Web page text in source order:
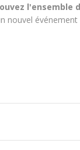
l'ensemble
nouvel